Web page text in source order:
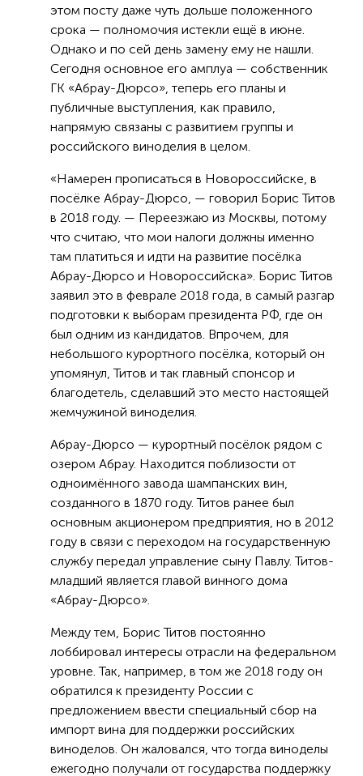
этом посту даже чуть дольше положенного
срока — полномочия истекли ещё в июне.
Однако и по сей день замену ему не нашли.
Сегодня основное его амплуа — собственник
ГК «Абрау-Дюрсо», теперь его планы и
публичные выступления, как правило,
напрямую связаны с развитием группы и
российского виноделия в целом.
«Намерен прописаться в Новороссийске, в
посёлке Абрау-Дюрсо, — говорил Борис Титов
в 2018 году. — Переезжаю из Москвы, потому
что считаю, что мои налоги должны именно
там платиться и идти на развитие посёлка
Абрау-Дюрсо и Новороссийска». Борис Титов
заявил это в феврале 2018 года, в самый разгар
подготовки к выборам президента РФ, где он
был одним из кандидатов. Впрочем, для
небольшого курортного посёлка, который он
упомянул, Титов и так главный спонсор и
благодетель, сделавший это место настоящей
жемчужиной виноделия.
Абрау-Дюрсо — курортный посёлок рядом с
озером Абрау. Находится поблизости от
одноимённого завода шампанских вин,
созданного в 1870 году. Титов ранее был
основным акционером предприятия, но в 2012
году в связи с переходом на государственную
службу передал управление сыну Павлу. Титов-
младший является главой винного дома
«Абрау-Дюрсо».
Между тем, Борис Титов постоянно
лоббировал интересы отрасли на федеральном
уровне. Так, например, в том же 2018 году он
обратился к президенту России с
предложением ввести специальный сбор на
импорт вина для поддержки российских
виноделов. Он жаловался, что тогда виноделы
ежегодно получали от государства поддержку